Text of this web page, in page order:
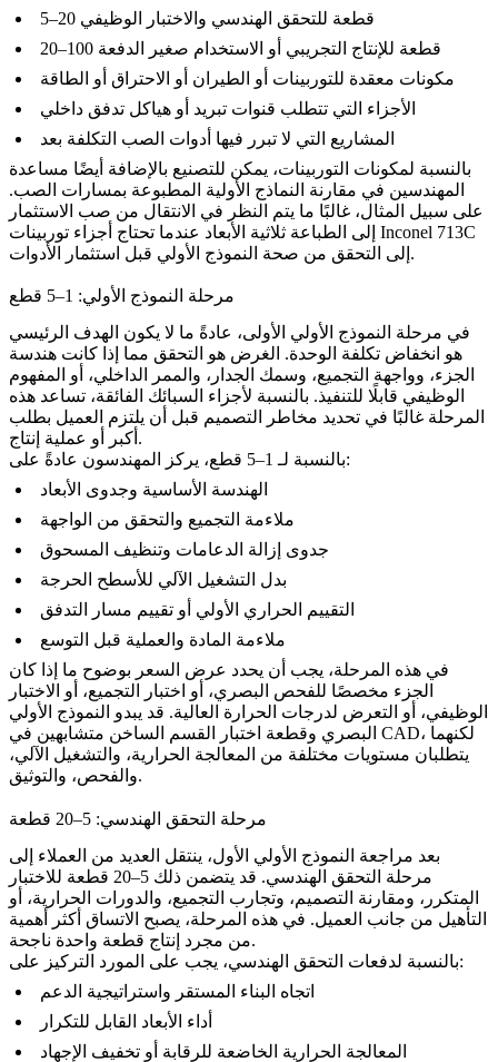
5–20 قطعة للتحقق الهندسي والاختبار الوظيفي
20–100 قطعة للإنتاج التجريبي أو الاستخدام صغير الدفعة
مكونات معقدة للتوربينات أو الطيران أو الاحتراق أو الطاقة
الأجزاء التي تتطلب قنوات تبريد أو هياكل تدفق داخلي
المشاريع التي لا تبرر فيها أدوات الصب التكلفة بعد
بالنسبة لمكونات التوربينات، يمكن للتصنيع بالإضافة أيضًا مساعدة
المهندسين في مقارنة النماذج الأولية المطبوعة بمسارات الصب.
على سبيل المثال، غالبًا ما يتم النظر في الانتقال من صب الاستثمار
إلى الطباعة ثلاثية الأبعاد عندما تحتاج أجزاء توربينات Inconel 713C
إلى التحقق من صحة النموذج الأولي قبل استثمار الأدوات.
مرحلة النموذج الأولي: 1–5 قطع
في مرحلة النموذج الأولي الأولى، عادةً ما لا يكون الهدف الرئيسي
هو انخفاض تكلفة الوحدة. الغرض هو التحقق مما إذا كانت هندسة
الجزء، وواجهة التجميع، وسمك الجدار، والممر الداخلي، أو المفهوم
الوظيفي قابلًا للتنفيذ. بالنسبة لأجزاء السبائك الفائقة، تساعد هذه
المرحلة غالبًا في تحديد مخاطر التصميم قبل أن يلتزم العميل بطلب
أكبر أو عملية إنتاج.
بالنسبة لـ 1–5 قطع، يركز المهندسون عادةً على:
الهندسة الأساسية وجدوى الأبعاد
ملاءمة التجميع والتحقق من الواجهة
جدوى إزالة الدعامات وتنظيف المسحوق
بدل التشغيل الآلي للأسطح الحرجة
التقييم الحراري الأولي أو تقييم مسار التدفق
ملاءمة المادة والعملية قبل التوسع
في هذه المرحلة، يجب أن يحدد عرض السعر بوضوح ما إذا كان
الجزء مخصصًا للفحص البصري، أو اختبار التجميع، أو الاختبار
الوظيفي، أو التعرض لدرجات الحرارة العالية. قد يبدو النموذج الأولي
البصري وقطعة اختبار القسم الساخن متشابهين في CAD، لكنهما
يتطلبان مستويات مختلفة من المعالجة الحرارية، والتشغيل الآلي،
والفحص، والتوثيق.
مرحلة التحقق الهندسي: 5–20 قطعة
بعد مراجعة النموذج الأولي الأول، ينتقل العديد من العملاء إلى
مرحلة التحقق الهندسي. قد يتضمن ذلك 5–20 قطعة للاختبار
المتكرر، ومقارنة التصميم، وتجارب التجميع، والدورات الحرارية، أو
التأهيل من جانب العميل. في هذه المرحلة، يصبح الاتساق أكثر أهمية
من مجرد إنتاج قطعة واحدة ناجحة.
بالنسبة لدفعات التحقق الهندسي، يجب على المورد التركيز على:
اتجاه البناء المستقر واستراتيجية الدعم
أداء الأبعاد القابل للتكرار
المعالجة الحرارية الخاضعة للرقابة أو تخفيف الإجهاد